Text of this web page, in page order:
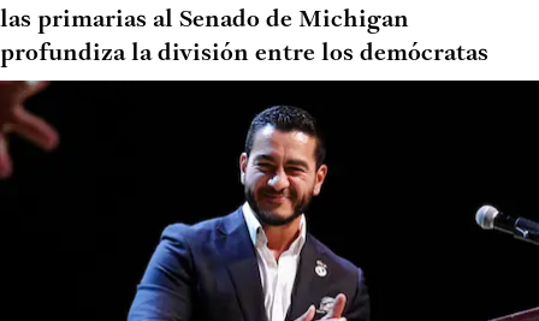
las primarias al Senado de Michigan
profundiza la división entre los demócratas